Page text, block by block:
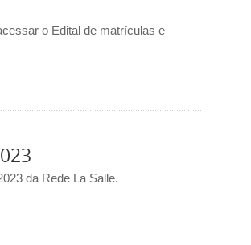
o Edital de matrículas e
da Rede La Salle.